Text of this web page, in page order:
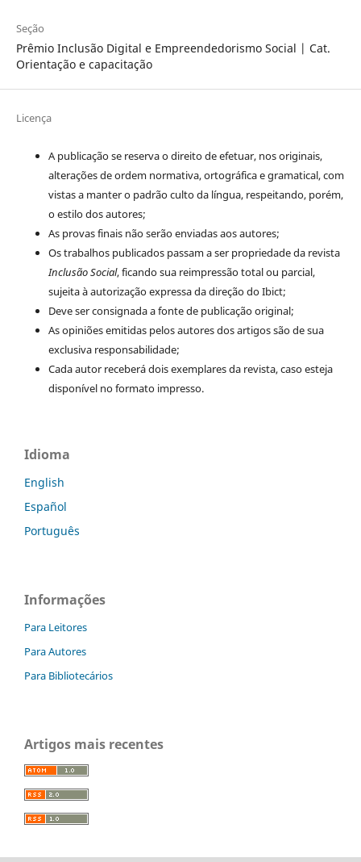
Seção
Prêmio Inclusão Digital e Empreendedorismo Social | Cat.
Orientação e capacitação
Licença
A publicação se reserva o direito de efetuar, nos originais,
alterações de ordem normativa, ortográfica e gramatical, com
vistas a manter o padrão culto da língua, respeitando, porém,
o estilo dos autores;
As provas finais não serão enviadas aos autores;
Os trabalhos publicados passam a ser propriedade da revista
Inclusão Social, ficando sua reimpressão total ou parcial,
sujeita à autorização expressa da direção do Ibict;
Deve ser consignada a fonte de publicação original;
As opiniões emitidas pelos autores dos artigos são de sua
exclusiva responsabilidade;
Cada autor receberá dois exemplares da revista, caso esteja
disponível no formato impresso.
Idioma
English
Español
Português
Informações
Para Leitores
Para Autores
Para Bibliotecários
Artigos mais recentes